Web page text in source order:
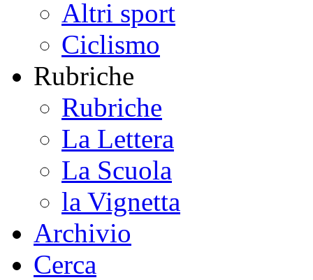
Altri sport
Ciclismo
Rubriche
Rubriche
La Lettera
La Scuola
la Vignetta
Archivio
Cerca